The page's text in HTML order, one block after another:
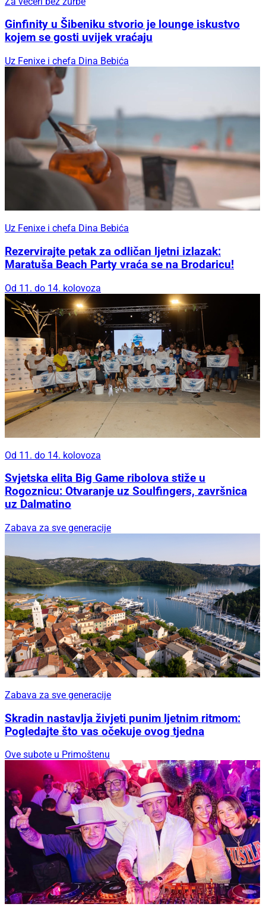
Ginfinity u Šibeniku stvorio je lounge iskustvo
kojem se gosti uvijek vraćaju
Uz Fenixe i chefa Dina Bebića
Uz Fenixe i chefa Dina Bebića
Rezervirajte petak za odličan ljetni izlazak:
Maratuša Beach Party vraća se na Brodaricu!
Od 11. do 14. kolovoza
Od 11. do 14. kolovoza
Svjetska elita Big Game ribolova stiže u
Rogoznicu: Otvaranje uz Soulfingers, završnica
uz Dalmatino
Zabava za sve generacije
Zabava za sve generacije
Skradin nastavlja živjeti punim ljetnim ritmom:
Pogledajte što vas očekuje ovog tjedna
Ove subote u Primoštenu